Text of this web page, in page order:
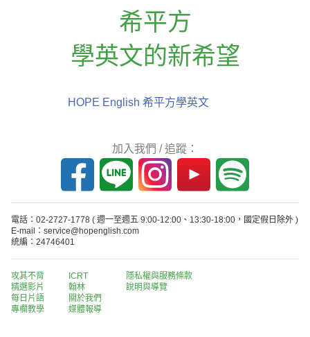
希平方
學英文的新希望
HOPE English 希平方學英文
加入我們 / 追蹤：
電話：02-2727-1778 ( 週一至週五 9:00-12:00、13:30-18:00，國定假日除外 )
E-mail：service@hopenglish.com
統編：24746401
攻其不背
精選影片
每日片語
專欄教學
ICRT
翰林
關於我們
媒體報導
隱私權與服務條款
說明與導覽